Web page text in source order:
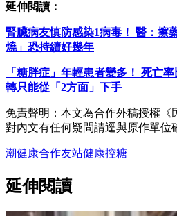
延伸閱讀：
腎臟病友慎防感染1病毒！ 醫：擦
燒」恐持續好幾年
「糖胖症」年輕患者變多！ 死亡
轉只能從「2方面」下手
免責聲明：本文為合作外稿授權《
對內文有任何疑問請逕與原作單位
潮健康合作友站健康控糖
延伸閱讀